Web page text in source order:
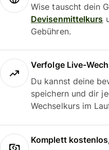
Wise tauscht dein
Devisenmittelkurs
Gebühren.
Verfolge Live-
Du kannst deine
speichern und dir
Wechselkurs im
Komplett